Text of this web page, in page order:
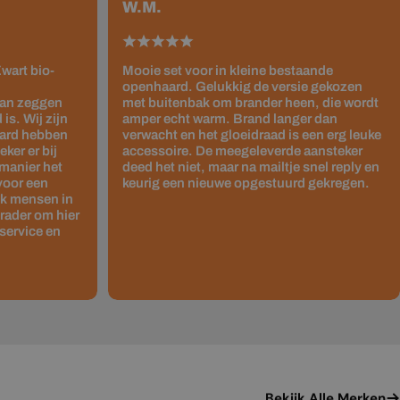
bio-
zeggen
is. Wij zijn
hebben
er bij
het
een
mensen in
om hier
en
W.M.
Mooie set voor in kleine bestaande
openhaard. Gelukkig de versie gekozen
met buitenbak om brander heen, die wordt
amper echt warm. Brand langer dan
verwacht en het gloeidraad is een erg leuke
accessoire. De meegeleverde aansteker
deed het niet, maar na mailtje snel reply en
keurig een nieuwe opgestuurd gekregen.